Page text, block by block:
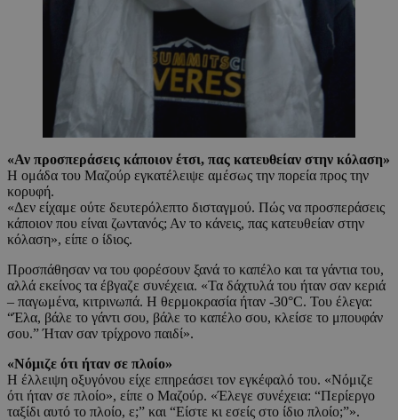
«Αν προσπεράσεις κάποιον έτσι, πας κατευθείαν στην κόλαση»
Η ομάδα του Μαζούρ εγκατέλειψε αμέσως την πορεία προς την
κορυφή.
«Δεν είχαμε ούτε δευτερόλεπτο δισταγμού. Πώς να προσπεράσεις
κάποιον που είναι ζωντανός; Αν το κάνεις, πας κατευθείαν στην
κόλαση», είπε ο ίδιος.
Προσπάθησαν να του φορέσουν ξανά το καπέλο και τα γάντια του,
αλλά εκείνος τα έβγαζε συνέχεια. «Τα δάχτυλά του ήταν σαν κεριά
– παγωμένα, κιτρινωπά. Η θερμοκρασία ήταν -30°C. Του έλεγα:
“Έλα, βάλε το γάντι σου, βάλε το καπέλο σου, κλείσε το μπουφάν
σου.” Ήταν σαν τρίχρονο παιδί».
«Νόμιζε ότι ήταν σε πλοίο»
Η έλλειψη οξυγόνου είχε επηρεάσει τον εγκέφαλό του. «Νόμιζε
ότι ήταν σε πλοίο», είπε ο Μαζούρ. «Έλεγε συνέχεια: “Περίεργο
ταξίδι αυτό το πλοίο, ε;” και “Είστε κι εσείς στο ίδιο πλοίο;”».